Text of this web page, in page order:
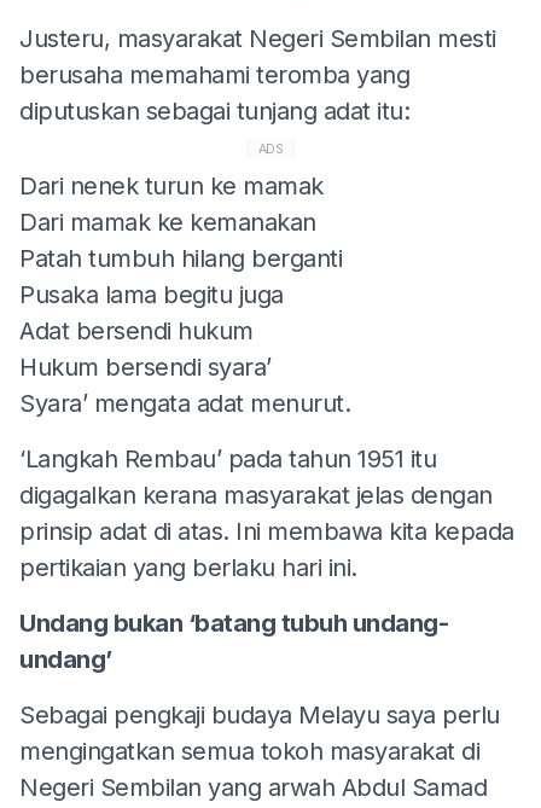
Justeru, masyarakat Negeri Sembilan mesti
berusaha memahami teromba yang
diputuskan sebagai tunjang adat itu:
ADS
Dari nenek turun ke mamak
Dari mamak ke kemanakan
Patah tumbuh hilang berganti
Pusaka lama begitu juga
Adat bersendi hukum
Hukum bersendi syara’
Syara’ mengata adat menurut.
‘Langkah Rembau’ pada tahun 1951 itu
digagalkan kerana masyarakat jelas dengan
prinsip adat di atas. Ini membawa kita kepada
pertikaian yang berlaku hari ini.
Undang bukan ‘batang tubuh undang-
undang’
Sebagai pengkaji budaya Melayu saya perlu
mengingatkan semua tokoh masyarakat di
Negeri Sembilan yang arwah Abdul Samad